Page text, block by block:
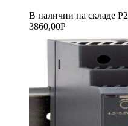
В наличии на складе Р2
3860,00Р